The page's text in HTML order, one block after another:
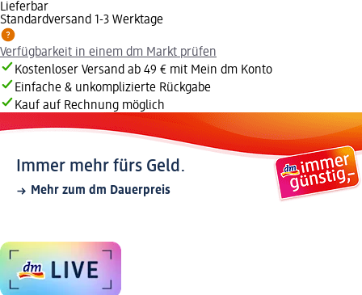
Lieferbar
Standardversand 1-3 Werktage
Verfügbarkeit in einem dm Markt prüfen
Kostenloser Versand ab 49 € mit Mein dm Konto
Einfache & unkomplizierte Rückgabe
Kauf auf Rechnung möglich
Immer mehr fürs Geld.
Mehr zum dm Dauerpreis